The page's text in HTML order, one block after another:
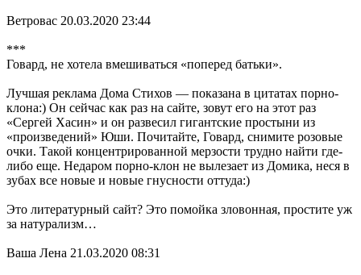
Ветровас 20.03.2020 23:44
***
Говард, не хотела вмешиваться «поперед батьки».
Лучшая реклама Дома Стихов — показана в цитатах порно-
клона:) Он сейчас как раз на сайте, зовут его на этот раз
«Сергей Хасин» и он развесил гигантские простыни из
«произведений» Юши. Почитайте, Говард, снимите розовые
очки. Такой концентрированной мерзости трудно найти где-
либо еще. Недаром порно-клон не вылезает из Домика, неся в
зубах все новые и новые гнусности оттуда:)
Это литературный сайт? Это помойка зловонная, простите уж
за натурализм…
Ваша Лена 21.03.2020 08:31